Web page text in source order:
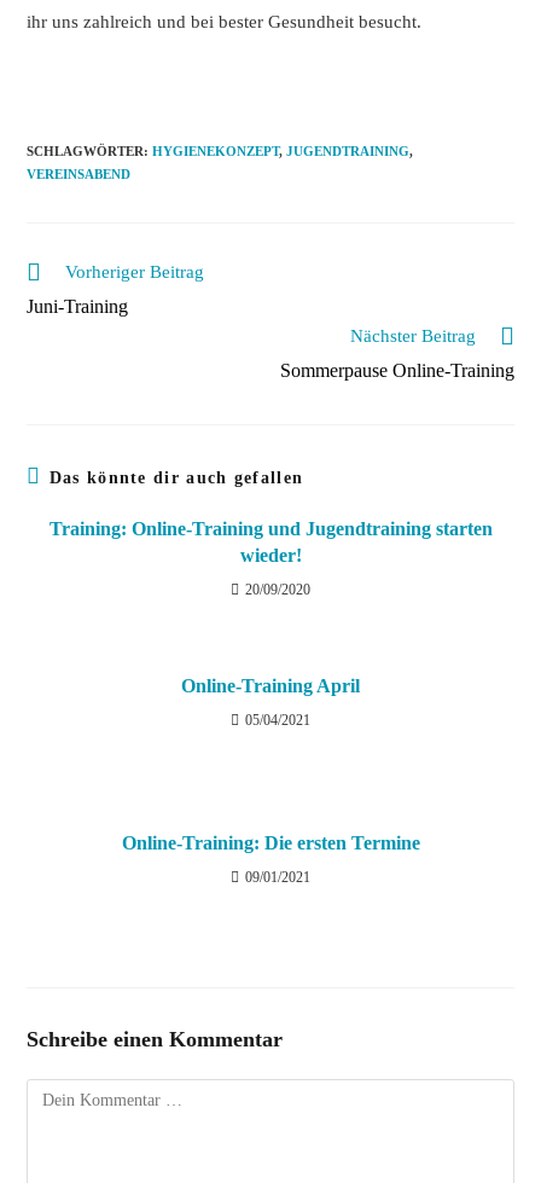
ihr uns zahlreich und bei bester Gesundheit besucht.
SCHLAGWÖRTER:HYGIENEKONZEPT, JUGENDTRAINING,
VEREINSABEND
Weitere
ansehen
Vorheriger Beitrag
Juni-Training
Nächster Beitrag
Sommerpause Online-Training
Das könnte dir auch gefallen
Training: Online-Training und Jugendtraining starten
wieder!
20/09/2020
Online-Training April
05/04/2021
Online-Training: Die ersten Termine
09/01/2021
Schreibe einen Kommentar
Kommentar